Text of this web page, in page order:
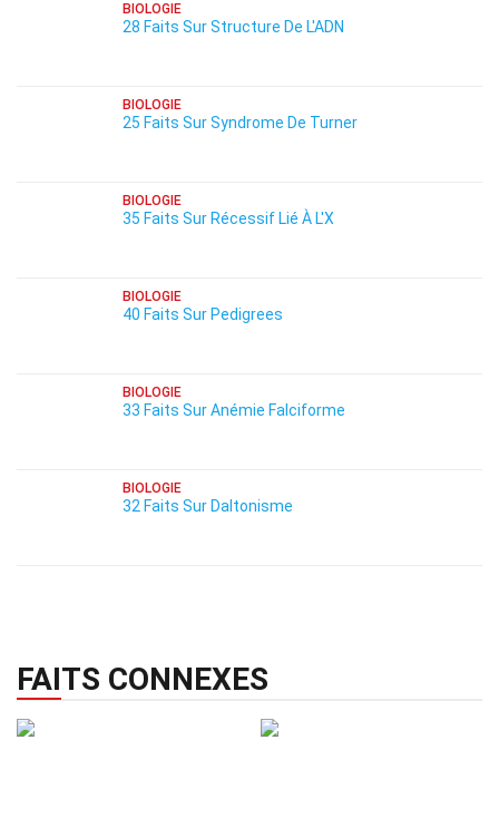
BIOLOGIE
28 Faits Sur Structure De L'ADN
BIOLOGIE
25 Faits Sur Syndrome De Turner
BIOLOGIE
35 Faits Sur Récessif Lié À L'X
BIOLOGIE
40 Faits Sur Pedigrees
BIOLOGIE
33 Faits Sur Anémie Falciforme
BIOLOGIE
32 Faits Sur Daltonisme
FAITS CONNEXES